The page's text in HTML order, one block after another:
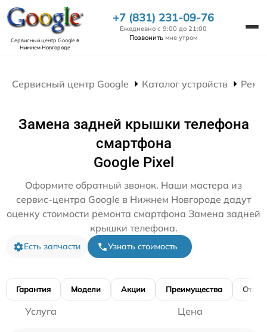
Сервисный центр Googleв
Нижнем Новгороде
+7 (831) 231-09-76
Ежедневно с 9:00 до 21:00
Позвонить мне утром
Сервисный центр Google Каталог устройств
Замена задней крышки телефона
смартфона
Google Pixel
Оформите обратный звонок. Наши мастера из
сервис-центра Google в Нижнем Новгороде дадут
оценку стоимости ремонта смартфона Замена задней
крышки телефона.
Есть запчасти Узнать стоимость
Гарантия Модели Акции Преимущества
Услуга Цена